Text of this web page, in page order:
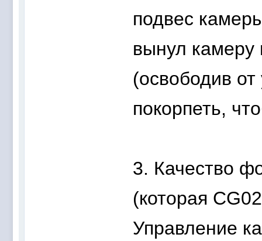
подвес
вынул камеру
(освободив
покорпеть,
3. Качество
(которая
Управление